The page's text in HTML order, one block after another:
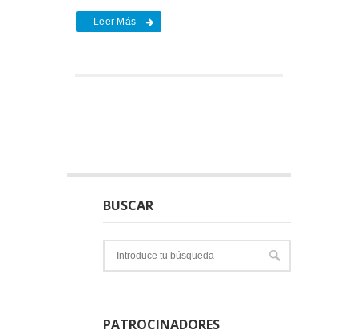
Leer Más
BUSCAR
PATROCINADORES